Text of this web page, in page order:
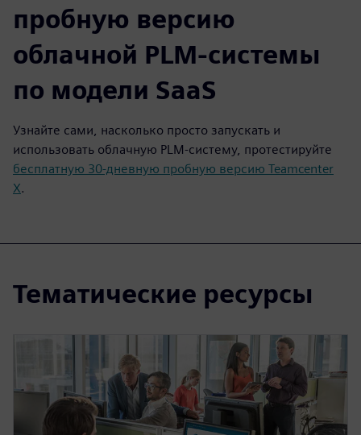
пробную версию
облачной PLM-системы
по модели SaaS
Узнайте сами, насколько просто запускать и
использовать облачную PLM-систему, протестируйте
бесплатную 30-дневную пробную версию Teamcenter
X.
Тематические ресурсы